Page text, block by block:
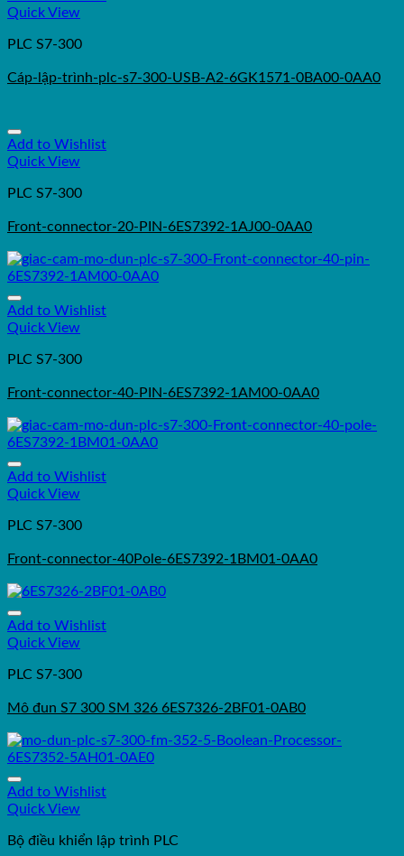
Quick View
PLC S7-300
Cáp-lập-trình-plc-s7-300-USB-A2-6GK1571-0BA00-0AA0
Add to Wishlist
Quick View
PLC S7-300
Front-connector-20-PIN-6ES7392-1AJ00-0AA0
Add to Wishlist
Quick View
PLC S7-300
Front-connector-40-PIN-6ES7392-1AM00-0AA0
Add to Wishlist
Quick View
PLC S7-300
Front-connector-40Pole-6ES7392-1BM01-0AA0
Add to Wishlist
Quick View
PLC S7-300
Mô đun S7 300 SM 326 6ES7326-2BF01-0AB0
Add to Wishlist
Quick View
Bộ điều khiển lập trình PLC